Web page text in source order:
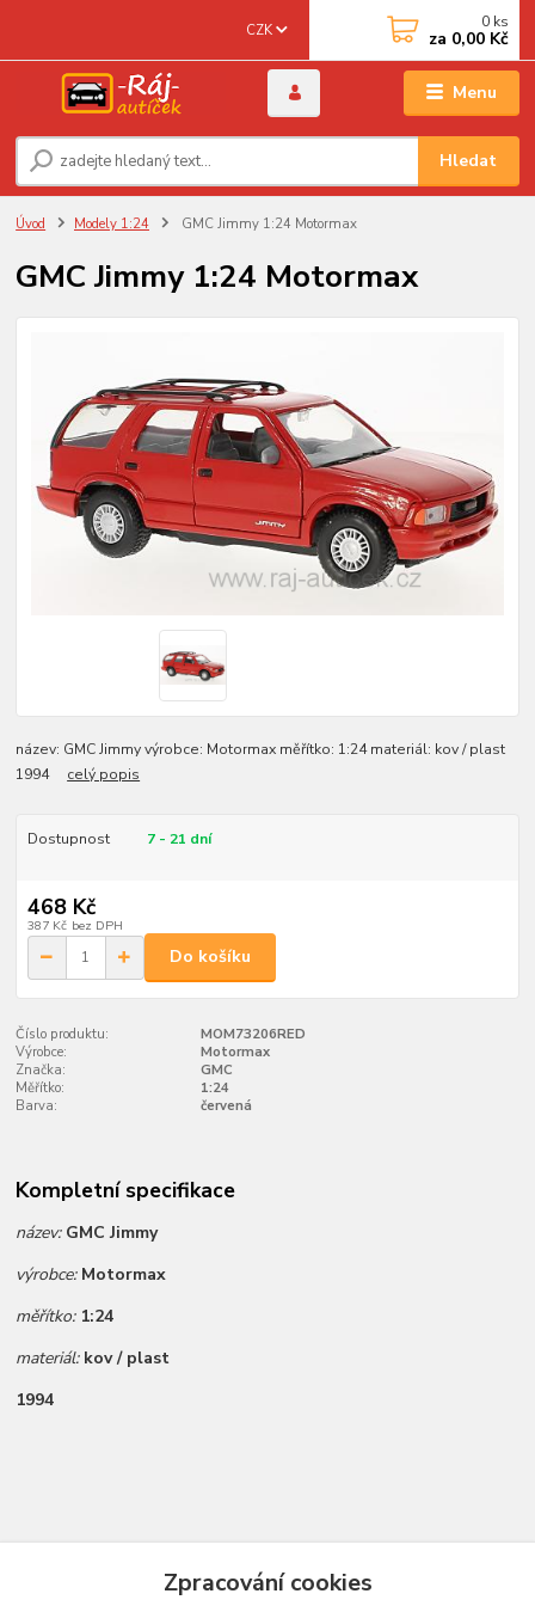
Menu
CZK
Hledat
0 ks
za 0,00 Kč
Úvod Modely 1:24 GMC Jimmy 1:24 Motormax
GMC Jimmy 1:24 Motormax
název: GMC Jimmy výrobce: Motormax měřítko: 1:24 materiál: kov / plast
1994 celý popis
Dostupnost 7 - 21 dní
468 Kč
387 Kč bez DPH
Do košíku
Číslo produktu:
MOM73206RED
Výrobce:
Motormax
Značka:
GMC
Měřítko:
1:24
Barva:
červená
Kompletní specifikace
název: GMC Jimmy
výrobce: Motormax
měřítko: 1:24
materiál: kov / plast
1994
Zboží zařazeno v kategoriích
Zpracování cookies